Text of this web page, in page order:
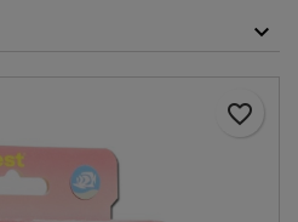
favorite_border